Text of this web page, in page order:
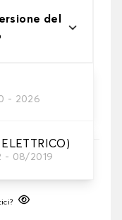
del
- 2026
- 08/2019
tue necessità